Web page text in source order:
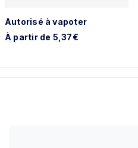
Autorisé à vapoter
À partir de 5,37€